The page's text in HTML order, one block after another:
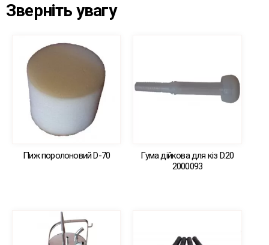
Зверніть увагу
Пиж поролоновий D-70
Гума дійкова для кіз D.20
2000093